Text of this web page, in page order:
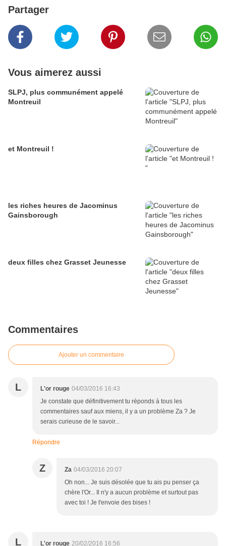
Partager
Vous aimerez aussi
SLPJ, plus communément appelé
Montreuil
et Montreuil !
les riches heures de Jacominus
Gainsborough
deux filles chez Grasset Jeunesse
Commentaires
Ajouter un commentaire
L L'or rouge 04/03/2016 16:43
Je constate que définitivement tu réponds à tous les
commentaires sauf aux miens, il y a un problème Za ? Je
serais curieuse de le savoir...
Répondre
Z Za 04/03/2016 20:07
Oh non... Je suis désolée que tu ais pu penser ça
chère l'Or... Il n'y a aucun problème et surtout pas
avec toi ! Je t'envoie des bises !
L L'or rouge 20/02/2016 16:56